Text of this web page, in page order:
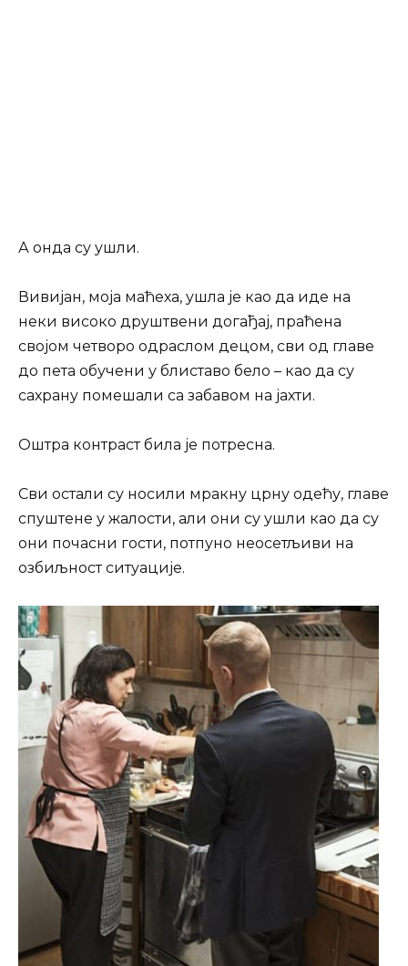
А онда су ушли.
Вивијан, моја маћеха, ушла је као да иде на
неки високо друштвени догађај, праћена
својом четворо одраслом децом, сви од главе
до пета обучени у блиставо бело – као да су
сахрану помешали са забавом на јахти.
Оштра контраст била је потресна.
Сви остали су носили мракну црну одећу, главе
спуштене у жалости, али они су ушли као да су
они почасни гости, потпуно неосетљиви на
озбиљност ситуације.